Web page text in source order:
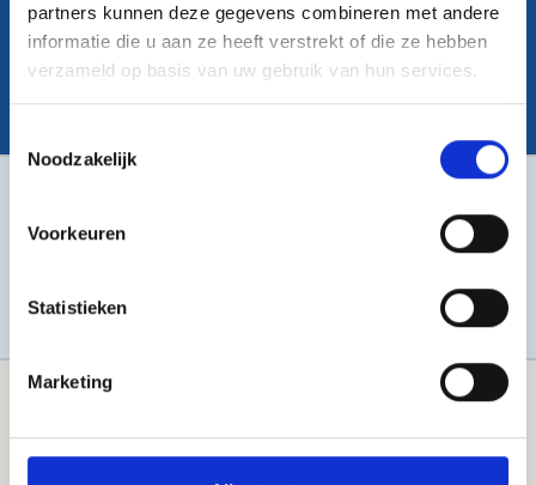
partners kunnen deze gegevens combineren met andere
informatie die u aan ze heeft verstrekt of die ze hebben
verzameld op basis van uw gebruik van hun services.
Noodzakelijk
Voorkeuren
Statistieken
Marketing
Bekijk ons werkgebied
Onze diensten
PAGINA